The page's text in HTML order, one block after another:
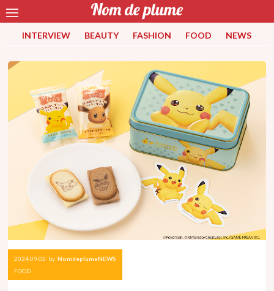
INTERVIEW BEAUTY FASHION FOOD NEWS
2024.09.02 by NomdeplumeNEWS
FOOD